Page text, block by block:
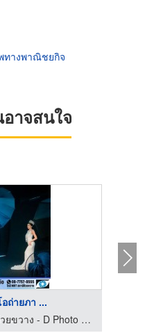
ทางพาณิชยกิจ
าจสนใจ
ถ่ายภา ...
ให้เช่าสตูดิโอกรุงเทพ ห้วยขวาง - D Photo Studio